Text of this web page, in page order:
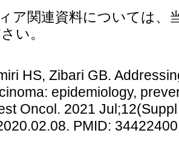
ア関連資料については、
い。
HS, Zibari GB.
epidemiology,
Oncol. 2021
PMID: